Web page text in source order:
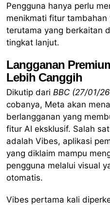
Pengguna hanya perlu
menikmati fitur
terutama yang berkaitan
tingkat lanjut.
Langganan
Lebih Canggih
Dikutip dari BBC (27/01/
cobanya, Meta akan
berlangganan yang
fitur AI eksklusif. Salah
adalah Vibes, aplikasi
yang diklaim mampu
pengguna melalui visual
otomatis.
Vibes pertama kali